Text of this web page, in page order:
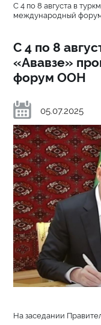
С 4 по 8 августа в
международный
С 4 по 8
«Ававзе»
форум ООН
05.07.2025
На заседании